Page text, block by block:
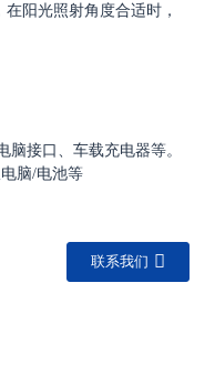
阳光照射角度合适时，
脑接口、车载充电器等。
脑/电池等
联系我们